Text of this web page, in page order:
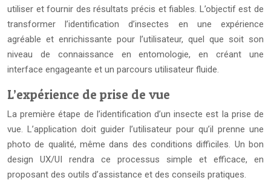
utiliser et fournir des résultats précis et fiables. L’objectif est de
transformer l’identification d’insectes en une expérience
agréable et enrichissante pour l’utilisateur, quel que soit son
niveau de connaissance en entomologie, en créant une
interface engageante et un parcours utilisateur fluide.
L’expérience de prise de vue
La première étape de l’identification d’un insecte est la prise de
vue. L’application doit guider l’utilisateur pour qu’il prenne une
photo de qualité, même dans des conditions difficiles. Un bon
design UX/UI rendra ce processus simple et efficace, en
proposant des outils d’assistance et des conseils pratiques.